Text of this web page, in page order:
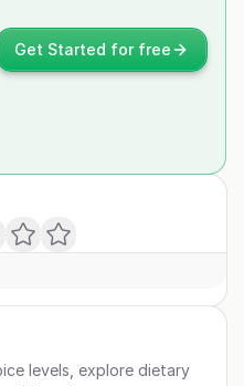
Get Started for free
levels, explore dietary